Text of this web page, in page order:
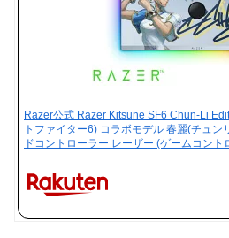
Razer公式 Razer Kitsune SF6 Chun-Li
トファイター6) コラボモデル 春麗(チュン
ドコントローラー レーザー (ゲームコント